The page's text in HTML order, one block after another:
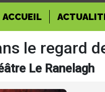
ACCUEIL(CURRENT)
le regard
Le Ranelagh